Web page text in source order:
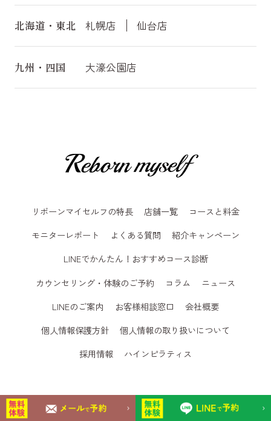
北海道・東北 札幌店 仙台店
九州・四国 大濠公園店
リボーンマイセルフの特長 店舗一覧
コースと料金
モニターレポート
よくある質問
紹介キャンペーン
LINEでかんたん！おすすめコース診断
カウンセリング・体験のご予約
コラム
ニュース
LINEのご案内
お客様相談窓口
会社概要
個人情報保護方針
個人情報の取り扱いについて
採用情報
ハインピラティス
© 2024 女性専用パーソナルジム リボーンマイセルフ. All Rights Reserved